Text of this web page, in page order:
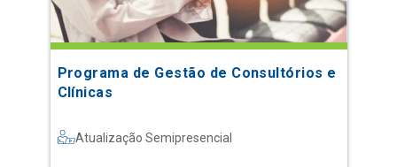
Programa de Gestão de Consultórios e
Clínicas
Atualização Semipresencial